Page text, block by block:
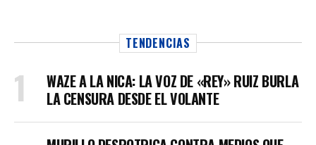
TENDENCIAS
WAZE A LA NICA: LA VOZ DE «REY» RUIZ BURLA
LA CENSURA DESDE EL VOLANTE